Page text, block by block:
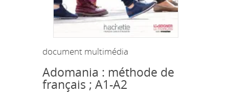
document multimédia
Adomania : méthode de
français ; A1-A2